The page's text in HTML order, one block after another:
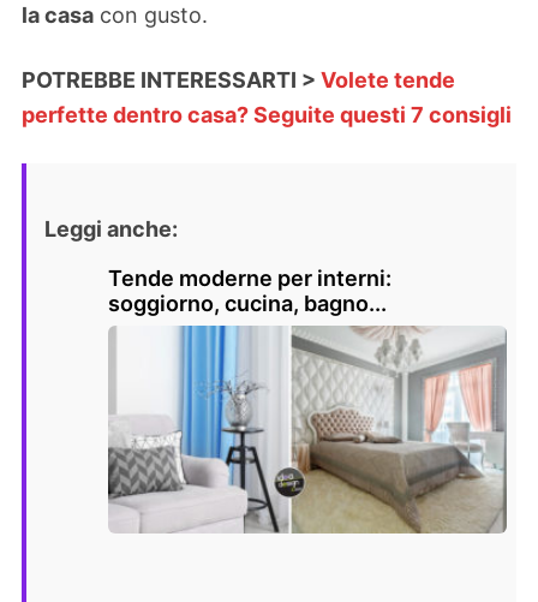
la casa con gusto.
POTREBBE INTERESSARTI > Volete tende
perfette dentro casa? Seguite questi 7 consigli
Leggi anche:
Tende moderne per interni:
soggiorno, cucina, bagno...